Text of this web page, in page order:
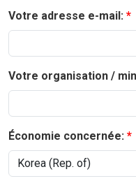
Votre adresse e-mail:
Votre organisation /
Économie concernée: